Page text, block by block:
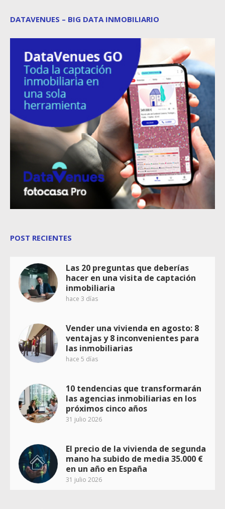
DATAVENUES – BIG DATA INMOBILIARIO
POST RECIENTES
Las 20 preguntas que deberías
hacer en una visita de captación
inmobiliaria
hace 3 días
Vender una vivienda en agosto: 8
ventajas y 8 inconvenientes para
las inmobiliarias
hace 5 días
10 tendencias que transformarán
las agencias inmobiliarias en los
próximos cinco años
31 julio 2026
El precio de la vivienda de segunda
mano ha subido de media 35.000 €
en un año en España
31 julio 2026